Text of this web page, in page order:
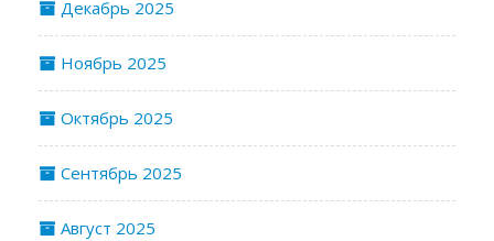
Декабрь 2025
Ноябрь 2025
Октябрь 2025
Сентябрь 2025
Август 2025